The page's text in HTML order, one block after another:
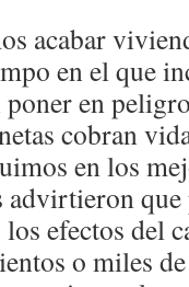
acabar
en el que
en
cobran
en los
efectos del
o miles